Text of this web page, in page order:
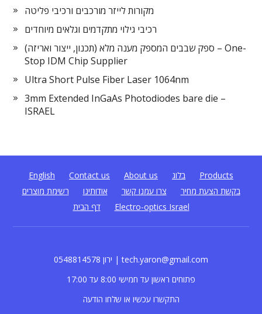
מקורות לייזר מורכבים ורכיבי פליטה
רכיבי גילוי מתקדמים וגלאים מיוחדים
ספק שבבים המספק מענה מלא (תכנון, ייצור ואריזה) – One-
Stop IDM Chip Supplier
Ultra Short Pulse Fiber Laser 1064nm
3mm Extended InGaAs Photodiodes bare die –
ISRAEL
English Contact us About us בלוג
Products
רשימת מוצרים
אודותינו צרו עמנו קשר
בקשת הצעת מחיר
דף הבית
Electro-optics Israel
0548814578 ירון | tech.yaron@gmail.com
פתוחים ראשון עד חמישי 8:00 עד 17:00
התקשרו עכשיו או שלחו הודעה